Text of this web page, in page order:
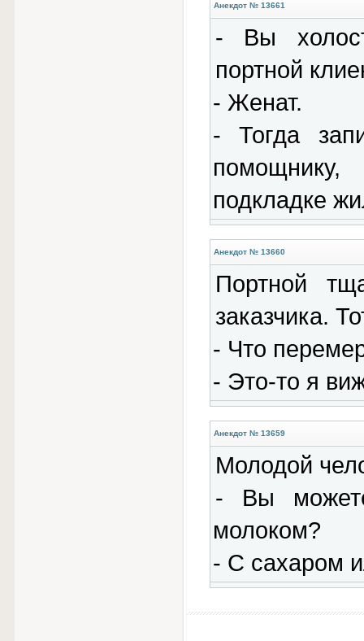
Анекдот № 13661
- Вы
портной
- Женат.
- Тогда
подкладке
Анекдот № 13660
Портной
заказчика.
- Что
- Это-то я
Анекдот № 13659
Молодой
- Вы
молоком?
- С сахаром